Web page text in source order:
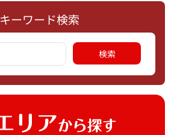
キーワード検索